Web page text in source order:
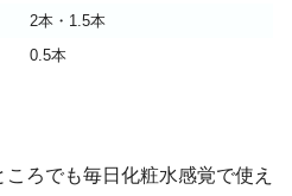
2本・1.5本
0.5本
ろでも毎日化粧水感覚で使え